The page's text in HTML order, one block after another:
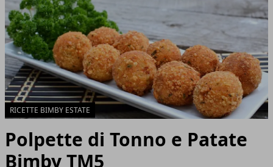
RICETTE BIMBY ESTATE
Polpette di Tonno e Patate
Bimby TM5